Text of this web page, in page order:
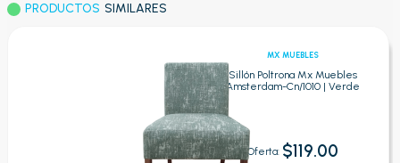
PRODUCTOS SIMILARES
MX MUEBLES
Sillón Poltrona Mx Muebles
Amsterdam-Cn/1010 | Verde
Oferta: $119.00